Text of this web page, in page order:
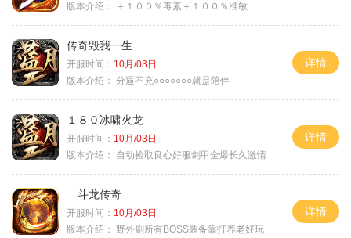
版本介绍：
＋１００％毒素＋１００％准敏
传奇毁我一生
开服时间： 10月/03日
版本介绍： 分逼不充○○○○○○○就是陪伴
详情
１８０冰啸火龙
开服时间： 10月/03日
版本介绍：
自动捡取良心好服剑甲全爆长久激情
详情
斗龙传奇
开服时间： 10月/03日
版本介绍：
野外刷所有BOSS装备靠打养老好玩
详情